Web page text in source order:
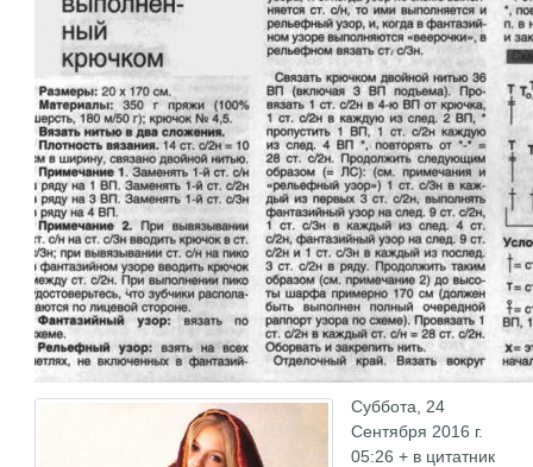
Суббота, 24
Сентября 2016 г.
05:26 + в цитатник